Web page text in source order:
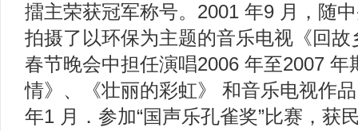
擂主荣获冠军称号。2001 年9 月，随
拍摄了以环保为主题的音乐电视《回
春节晚会中担任演唱2006 年至2007
情》、《壮丽的彩虹》 和音乐电视作
年1 月．参加“国声乐孔雀奖”比赛，获